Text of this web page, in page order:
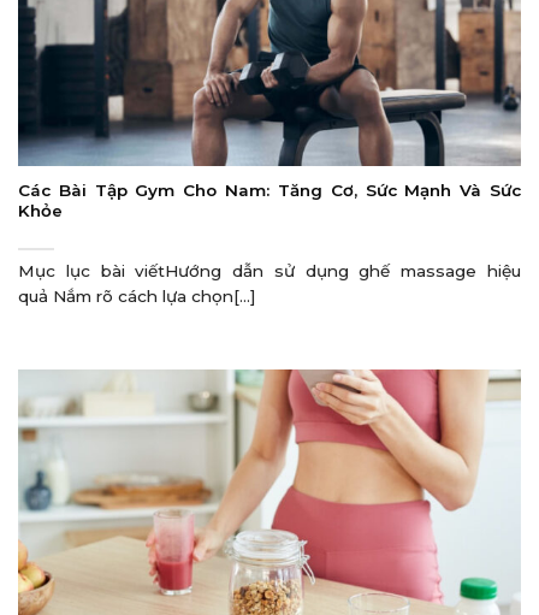
Các Bài Tập Gym Cho Nam: Tăng Cơ, Sức Mạnh Và Sức
Khỏe
Mục lục bài viếtHướng dẫn sử dụng ghế massage hiệu
quả Nắm rõ cách lựa chọn[...]